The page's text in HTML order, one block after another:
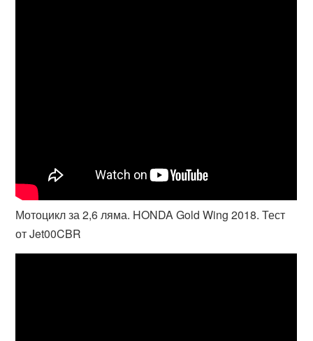
Мотоцикл за 2,6 ляма. HONDA Gold Wing 2018. Тест
от Jet00CBR